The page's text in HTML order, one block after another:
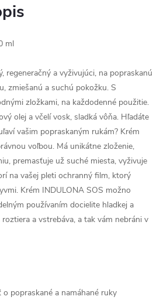
ml
regeneračný a vyživujúci, na popraskanú
zmiešanú a suchú pokožku. S
zložkami, na každodenné použitie.
olej a včelí vosk, sladká vôňa. Hľadáte
vašim popraskaným rukám? Krém
voľbou. Má unikátne zloženie,
premasťuje už suché miesta, vyživuje
na vašej pleti ochranný film, ktorý
Krém INDULONA SOS možno
používaním docielite hladkej a
a vstrebáva, a tak vám nebráni v
popraskané a namáhané ruky